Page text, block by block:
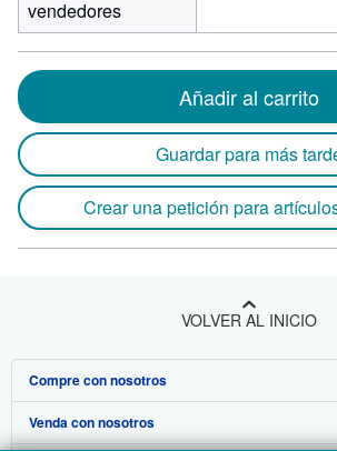
vendedores
Añadir al carrito
Guardar para más
Crear una petición para
VOLVER AL INICIO
Compre con nosotros
Búsqueda avanzada
Venda con nosotros